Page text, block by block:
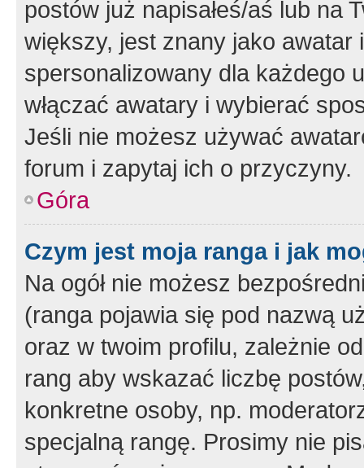
postów już napisałeś/aś lub na
większy, jest znany jako
spersonalizowany dla każdego
włączać awatary i wybierać
Jeśli nie możesz używać
forum i zapytaj ich o przyczyny.
Góra
Czym jest moja ranga i jak
Na ogół nie możesz
(ranga pojawia się pod nazwą
oraz w twoim profilu, zależnie
rang aby wskazać liczbę
konkretne osoby, np.
specjalną rangę. Prosimy nie